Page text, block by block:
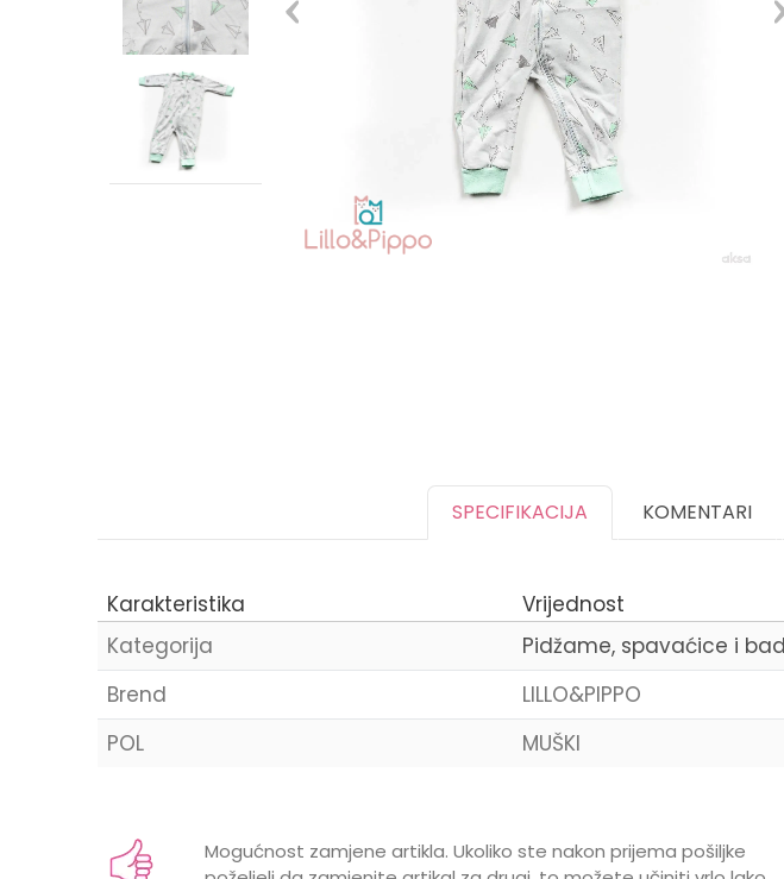
SPECIFIKACIJA KOMENTARI
Karakteristika
Vrijednost
Kategorija
Pidžame, spavaćice i
Brend
LILLO&PIPPO
POL
MUŠKI
Mogućnost zamjene artikla. Ukoliko ste nakon prijema pošiljke